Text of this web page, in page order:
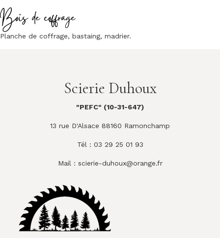
Bois de coffrage
Planche de coffrage, bastaing, madrier.
Scierie Duhoux
"PEFC" (10-31-647)
13 rue D'Alsace 88160 Ramonchamp
Tél : 03 29 25 01 93
Mail : scierie-duhoux@orange.fr